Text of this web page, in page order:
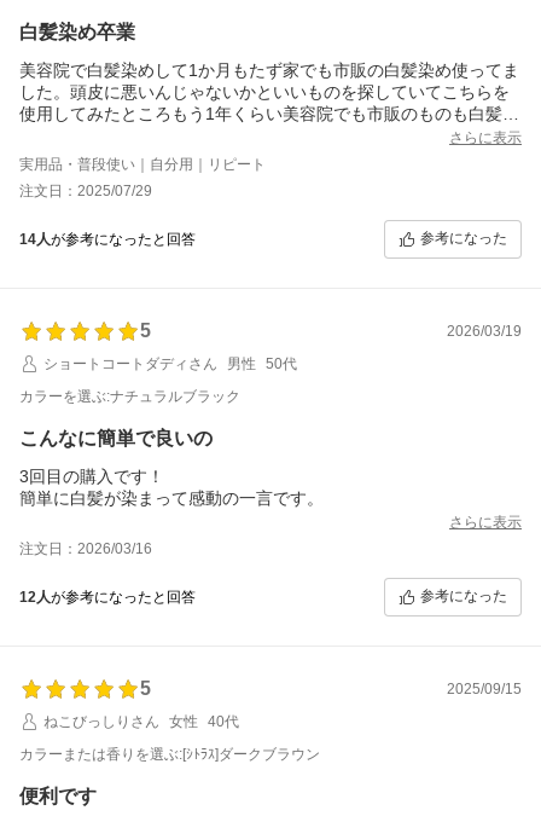
白髪染め卒業
美容院で白髪染めして1か月もたず家でも市販の白髪染め使ってま
した。頭皮に悪いんじゃないかといいものを探していてこちらを
使用してみたところもう1年くらい美容院でも市販のものも白髪染
めしていません。髪が広がってしまうタイプなんですがこちらを
使用するとまとまりがよくなります。シャンプーとトリートメン
トが一度にできて時短できるし白髪染めも使わなくてよくなった
ので助かっています。これからもずっと使っていきたいです。毎
日又は2日に一度ほど使用。黒くなりすぎたなと思ったらクリーム
シャンプーの量を減らすか湯シャンのみで済ませる日も。泡立つ
さらに表示
実用品・普段使い｜自分用｜リピート
注文日：2025/07/29
14人が参考になったと回答 参考になった
5
2026/03/19
ショートコートダディさん
男性
50代
カラーを選ぶ:ナチュラルブラック
こんなに簡単で良いの
3回目の購入です！
簡単に白髪が染まって感動の一言です。
さらに表示
注文日：2026/03/16
12人が参考になったと回答 参考になった
5
2025/09/15
ねこびっしりさん
女性
40代
カラーまたは香りを選ぶ:[ｼﾄﾗｽ]ダークブラウン
便利です